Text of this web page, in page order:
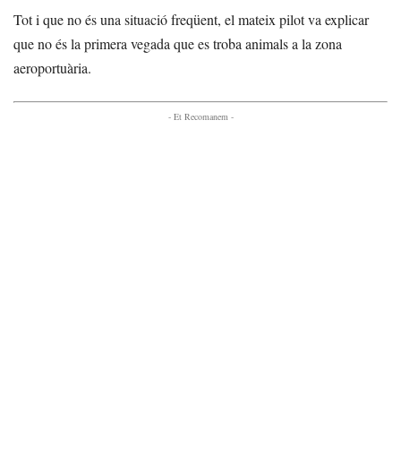
Tot i que no és una situació freqüent, el mateix pilot va explicar
que no és la primera vegada que es troba animals a la zona
aeroportuària.
- Et Recomanem -